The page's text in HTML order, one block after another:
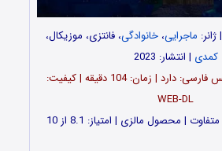
| ژانر: ماجرایی،خانوادگی، فانتزی، موزیکال،
کمدی | انتشار: 2023
زبان: مالایی | زیرنویس فارسی: دارد | زمان: 104 دقیقه | کیفیت:
WEB-DL